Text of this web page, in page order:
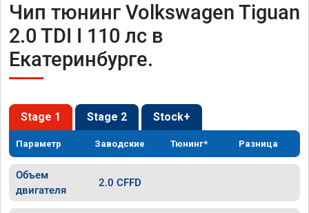
Чип тюнинг Volkswagen Tiguan
2.0 TDI I 110 лс в
Екатеринбурге.
Stage 1 Stage 2 Stock+
Параметр Заводские Тюнинг* Разница
Объем
двигателя
2.0 CFFD